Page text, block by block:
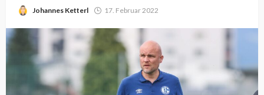
Johannes Ketterl 17. Februar 2022